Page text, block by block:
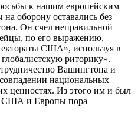
к нашим европейским
оборону оставались без
Он счел неправильной
по его выражению,
США», используя в
риторику».
Вашингтона и
национальных
ценностях. Из этого им и был
США и Европы пора